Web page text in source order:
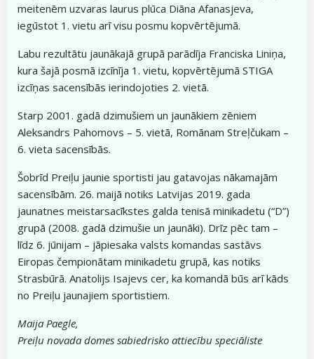
meitenēm uzvaras laurus plūca Diāna Afanasjeva,
iegūstot 1. vietu arī visu posmu kopvērtējumā.
Labu rezultātu jaunākajā grupā parādīja Franciska Liniņa,
kura šajā posmā izcīnīja 1. vietu, kopvērtējumā STIGA
izcīņas sacensībās ierindojoties 2. vietā.
Starp 2001. gadā dzimušiem un jaunākiem zēniem
Aleksandrs Pahomovs – 5. vietā, Romānam Streļčukam –
6. vieta sacensībās.
Šobrīd Preiļu jaunie sportisti jau gatavojas nākamajām
sacensībām. 26. maijā notiks Latvijas 2019. gada
jaunatnes meistarsacīkstes galda tenisā minikadetu (“D”)
grupā (2008. gadā dzimušie un jaunāki). Drīz pēc tam –
līdz 6. jūnijam – jāpiesaka valsts komandas sastāvs
Eiropas čempionātam minikadetu grupā, kas notiks
Strasbūrā. Anatolijs Isajevs cer, ka komandā būs arī kāds
no Preiļu jaunajiem sportistiem.
Maija Paegle,
Preiļu novada domes sabiedrisko attiecību speciāliste